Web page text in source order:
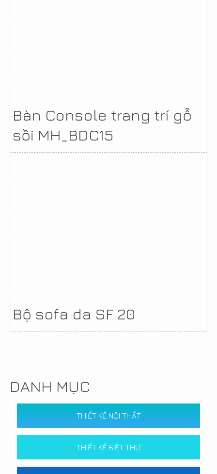
Bàn Console trang trí gỗ
sồi MH_BDC15
Bộ sofa da SF 20
DANH MỤC
THIẾT KẾ NỘI THẤT
THIẾT KẾ BIỆT THỰ